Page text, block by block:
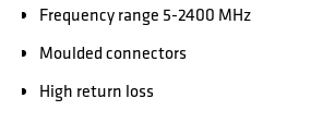
Frequency range 5-2400 MHz
Moulded connectors
High return loss